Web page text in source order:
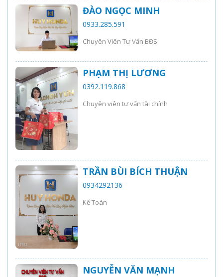
ĐÀO NGỌC MINH
0933.285.591
Chuyên Viên Tư Vấn BĐS
PHẠM THỊ LƯƠNG
0392.119.868
Chuyên viên tư vấn tài chính
TRẦN BÙI BÍCH THUẬN
0934292136
Kế Toán
NGUYỄN VĂN MẠNH